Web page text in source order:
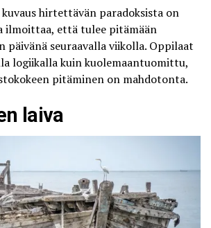
hirtettävän paradoksista on
ilmoittaa, että tulee pitämään
päivänä seuraavalla viikolla. Oppilaat
logiikalla kuin kuolemaantuomittu,
pitäminen on mahdotonta.
laiva